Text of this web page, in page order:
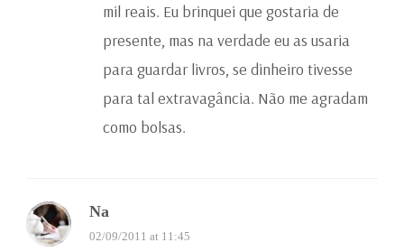
mil reais. Eu brinquei que gostaria de
presente, mas na verdade eu as usaria
para guardar livros, se dinheiro tivesse
para tal extravagância. Não me agradam
como bolsas.
Na
02/09/2011 at 11:45